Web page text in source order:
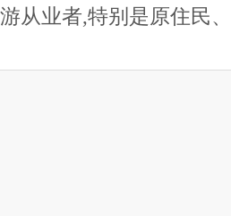
游从业者,特别是原住民